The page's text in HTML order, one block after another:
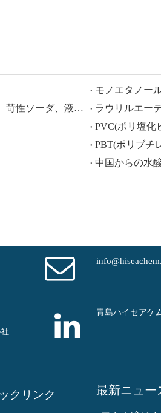
モノエタノー
HISEACHEM が先導: 中国から酢酸、シュウ酸、硫酸、硝酸、苛性ソーダ、液体アルカリ、メタ重亜硫酸ナトリウムの輸出で最近成功
PVC(ポリ塩化
PBT(ポリブチ
青島ハイセアケ
クリンク 最新ニュー